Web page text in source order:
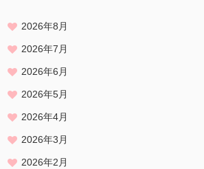
2026年8月
2026年7月
2026年6月
2026年5月
2026年4月
2026年3月
2026年2月